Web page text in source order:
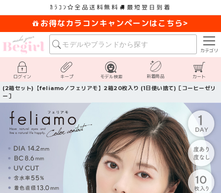
ｶﾗｺﾝ 全品送料無料 最短翌日到着
お得なカラコンキャンペーンはこちら>
カテゴリ
ログイン キープ モデル検索 新着商品 カート
(2箱セット)【feliamo／フェリアモ】2箱20枚入り (1日使い捨て)［コーヒーゼリ
ー］